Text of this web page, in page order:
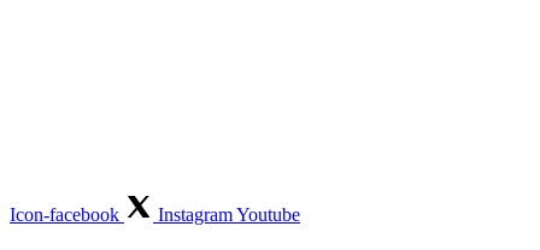
Icon-facebook InstagramYoutube